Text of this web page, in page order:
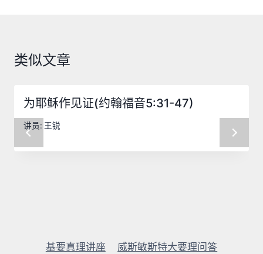
类似文章
为耶稣作见证(约翰福音5:31-47)
讲员: 王锐
基要真理讲座 威斯敏斯特大要理问答